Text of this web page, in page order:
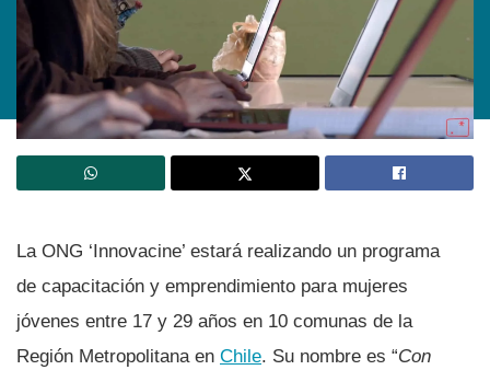
La ONG ‘Innovacine’ estará realizando un programa
de capacitación y emprendimiento para mujeres
jóvenes entre 17 y 29 años en 10 comunas de la
Región Metropolitana en Chile. Su nombre es “Con